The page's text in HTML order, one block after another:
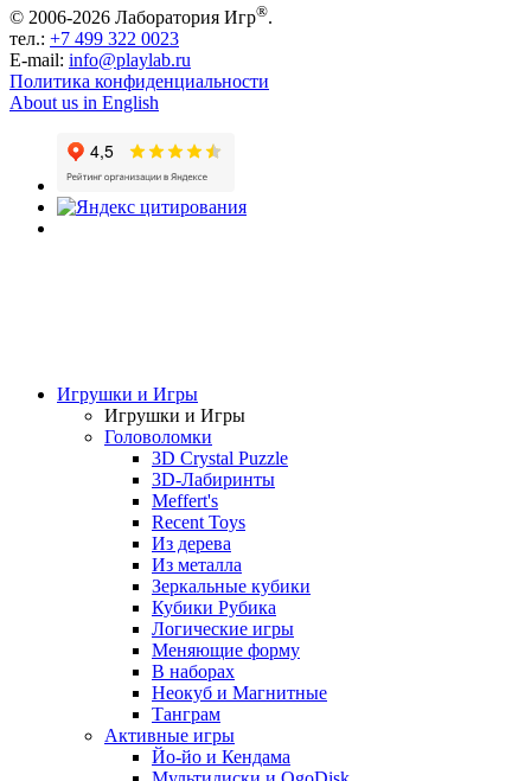
© 2006-2026 Лаборатория Игр®.
тел.: +7 499 322 0023
E-mail: info@playlab.ru
Политика конфиденциальности
About us in English
Игрушки и Игры
Игрушки и Игры
Головоломки
3D Crystal Puzzle
3D-Лабиринты
Meffert's
Recent Toys
Из дерева
Из металла
Зеркальные кубики
Кубики Рубика
Логические игры
Меняющие форму
В наборах
Неокуб и Магнитные
Танграм
Активные игры
Йо-йо и Кендама